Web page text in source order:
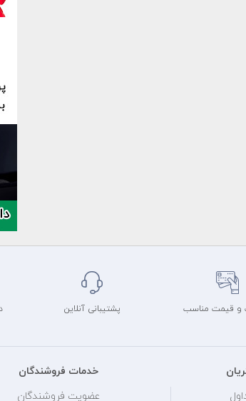
و قیمت مناسب پشتیبانی آنلاین
خدمات فروشندگان
عضویت فروشندگان